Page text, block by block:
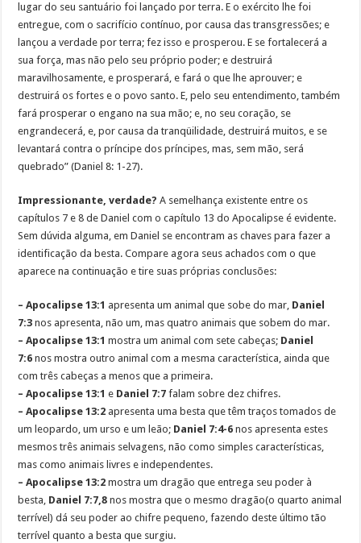
lugar do seu santuário foi lançado por terra. E o exército lhe foi
entregue, com o sacrifício contínuo, por causa das transgressões; e
lançou a verdade por terra; fez isso e prosperou. E se fortalecerá a
sua força, mas não pelo seu próprio poder; e destruirá
maravilhosamente, e prosperará, e fará o que lhe aprouver; e
destruirá os fortes e o povo santo. E, pelo seu entendimento, também
fará prosperar o engano na sua mão; e, no seu coração, se
engrandecerá, e, por causa da tranqüilidade, destruirá muitos, e se
levantará contra o príncipe dos príncipes, mas, sem mão, será
quebrado” (Daniel 8: 1-27).
Impressionante, verdade? A semelhança existente entre os
capítulos 7 e 8 de Daniel com o capítulo 13 do Apocalipse é evidente.
Sem dúvida alguma, em Daniel se encontram as chaves para fazer a
identificação da besta. Compare agora seus achados com o que
aparece na continuação e tire suas próprias conclusões:
– Apocalipse 13:1 apresenta um animal que sobe do mar, Daniel
7:3 nos apresenta, não um, mas quatro animais que sobem do mar.
– Apocalipse 13:1 mostra um animal com sete cabeças; Daniel
7:6 nos mostra outro animal com a mesma característica, ainda que
com três cabeças a menos que a primeira.
– Apocalipse 13:1 e Daniel 7:7 falam sobre dez chifres.
– Apocalipse 13:2 apresenta uma besta que têm traços tomados de
um leopardo, um urso e um leão; Daniel 7:4-6 nos apresenta estes
mesmos três animais selvagens, não como simples características,
mas como animais livres e independentes.
– Apocalipse 13:2 mostra um dragão que entrega seu poder à
besta, Daniel 7:7,8 nos mostra que o mesmo dragão(o quarto animal
terrível) dá seu poder ao chifre pequeno, fazendo deste último tão
terrível quanto a besta que surgiu.